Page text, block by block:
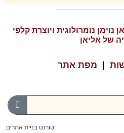
נוימן נומרולוגית ויוצרת קלפי
של אליאן
מפת אתר
טורנט בניית אתרים